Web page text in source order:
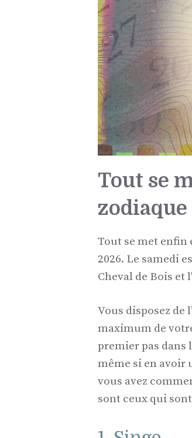
Tout se
Tout se met enfin
2026. Le samedi
Cheval de Bois et
Vous disposez de
maximum de
premier pas dans
même si en avoir
vous avez
sont ceux qui